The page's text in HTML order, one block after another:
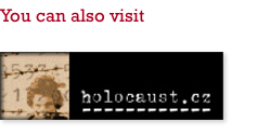
You can also visit